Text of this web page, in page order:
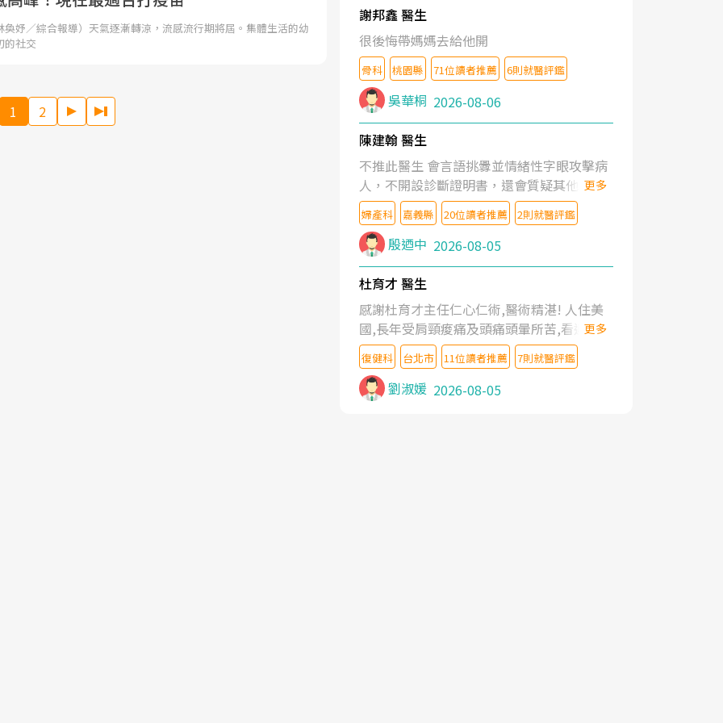
奐妤／綜合報導）天氣逐漸轉涼，流感流行期將屆。集體生活的幼
的社交
1 2
謝邦鑫 醫生
很後悔帶媽媽去給他開
骨科 桃園縣 71位讀者推薦 6則就醫評鑑
吳華桐 2026-08-06
陳建翰 醫生
不推此醫生 會言語挑釁並情緒性字眼攻擊病
人，不開設診斷證明書，還會質疑其他醫生
的判斷！
更多
婦產科 嘉義縣 20位讀者推薦 2則就醫評鑑
殷迺中 2026-08-05
杜育才 醫生
感謝杜育才主任仁心仁術,醫術精湛! 人住美
國,長年受肩頸痠痛及頭痛頭暈所苦,看遍名醫
教授,做了各種檢查,也嘗試過西醫打針,中醫
針灸及物理徒手治療都沒有用,後來連吃到嗎
啡類止痛藥都效果有限,只是壓症狀,沒多久就
痛起來,多年失眠嚴重影響生活品質. 台灣親
更多
復健科 台北市 11位讀者推薦 7則就醫評鑑
劉淑媛 2026-08-05